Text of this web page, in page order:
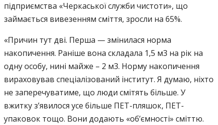
підприємства «Черкаської служби чистоти», що
займається вивезенням сміття, зросли на 65%.
«Причин тут дві. Перша — змінилася норма
накопичення. Раніше вона складала 1,5 м3 на рік на
одну особу, нині майже – 2 м3. Норму накопичення
вираховував спеціалізований інститут. Я думаю, ніхто
не заперечуватиме, що люди смітять більше. У
вжитку з’явилося усе більше ПЕТ-пляшок, ПЕТ-
упаковок тощо. Вони додають «об’ємності» сміттю.